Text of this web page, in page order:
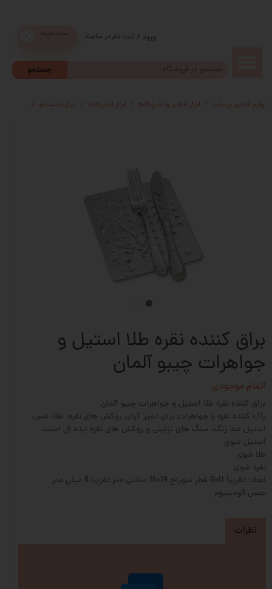
جستجو
سبد خرید ورود / ثبت نام در سایت
خروج از
کاربری
لوازم قنادی پرستیژ ابزار قنادی و اشپزخانه ابزار اشپزخانه ابزار شستشو
براق کننده نقره طلا استیل و
جواهرات چیبو آلمان
اتمام موجودی
براق کننده نقره طلا استیل و جواهرات چیبو آلمان
پاک کننده نقره و جواهرات برای تمیز کردن روکش های نقره، طلا، مس،
استیل ضد زنگ، سنگ های تزئینی و روکش های نقره ایده آل است.
استیل شوی
طلا شوی
نقره شوی
ابعاد: تقریباً GxU قطر سوراخ 19×16 سانتی متر تقریبا 8 میلی متر
جنس آلومینیوم
نظرات